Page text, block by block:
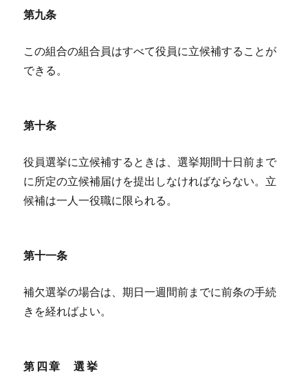
第九条
この組合の組合員はすべて役員に立候補することが
できる。
第十条
役員選挙に立候補するときは、選挙期間十日前まで
に所定の立候補届けを提出しなければならない。立
候補は一人一役職に限られる。
第十一条
補欠選挙の場合は、期日一週間前までに前条の手続
きを経ればよい。
第四章 選挙